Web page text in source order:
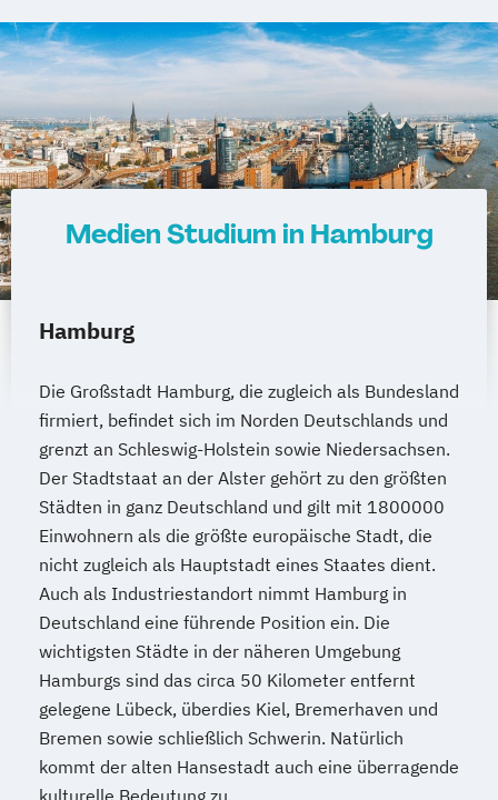
Medien Studium in Hamburg
Hamburg
Die Großstadt Hamburg, die zugleich als Bundesland
firmiert, befindet sich im Norden Deutschlands und
grenzt an Schleswig-Holstein sowie Niedersachsen.
Der Stadtstaat an der Alster gehört zu den größten
Städten in ganz Deutschland und gilt mit 1800000
Einwohnern als die größte europäische Stadt, die
nicht zugleich als Hauptstadt eines Staates dient.
Auch als Industriestandort nimmt Hamburg in
Deutschland eine führende Position ein. Die
wichtigsten Städte in der näheren Umgebung
Hamburgs sind das circa 50 Kilometer entfernt
gelegene Lübeck, überdies Kiel, Bremerhaven und
Bremen sowie schließlich Schwerin. Natürlich
kommt der alten Hansestadt auch eine überragende
kulturelle Bedeutung zu.